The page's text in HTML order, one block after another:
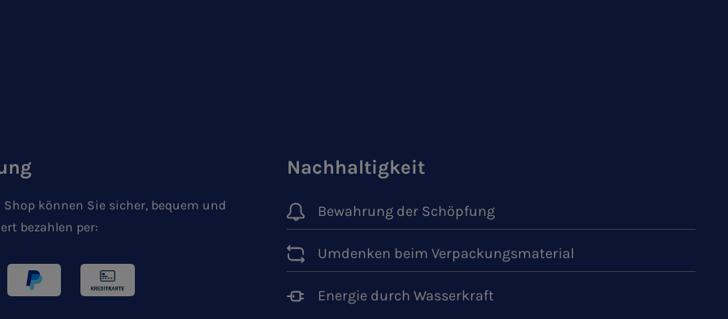
Shop können Sie sicher, bequem und
bezahlen per:
Nachhaltigkeit
Bewahrung der Schöpfung
Umdenken beim Verpackungsmaterial
Energie durch Wasserkraft